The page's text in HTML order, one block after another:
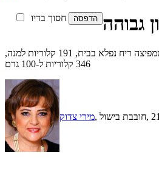
חסוך בדיו גבוהה
עוגת לימון גבוהה וביתית שמפיצה ריח נפלא בבית, 191 קלוריות למנה,
346 קלוריות ל-100 גרם
מירי צדוק , חובבת בישול,